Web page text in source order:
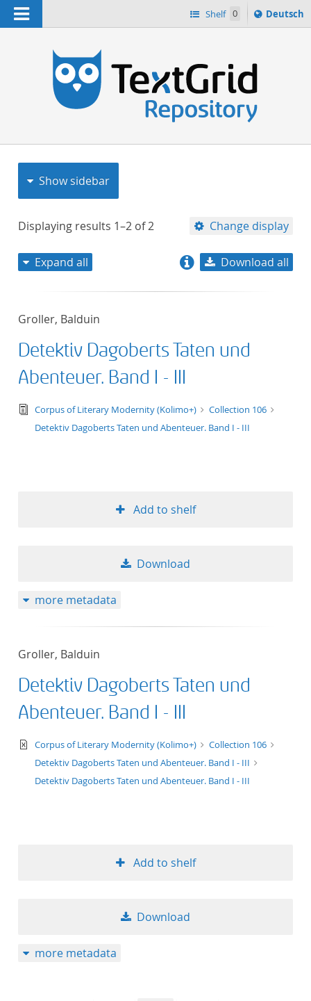
Navigation Shelf 0
Sprache
ï¿½ndern
Deutsch
Show sidebar
Displaying results 1–2 of2 Change display
title descending
format
Expand all Download all
Groller, Balduin
Detektiv Dagoberts Taten und
Abenteuer. Band I - III
text/tg.edition+tg.aggregation+xml
Corpus of Literary Modernity (Kolimo+)
Collection 106
Detektiv Dagoberts Taten und Abenteuer. Band I - III
Add to shelf
Download
more metadata
Groller, Balduin
Detektiv Dagoberts Taten und
Abenteuer. Band I - III
text/xml
Corpus of Literary Modernity (Kolimo+)
Collection 106
Detektiv Dagoberts Taten und Abenteuer. Band I - III
Detektiv Dagoberts Taten und Abenteuer. Band I - III
Add to shelf
Download
more metadata